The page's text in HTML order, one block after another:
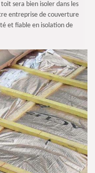
sera bien isoler dans les
entreprise de couverture
et fiable en isolation de